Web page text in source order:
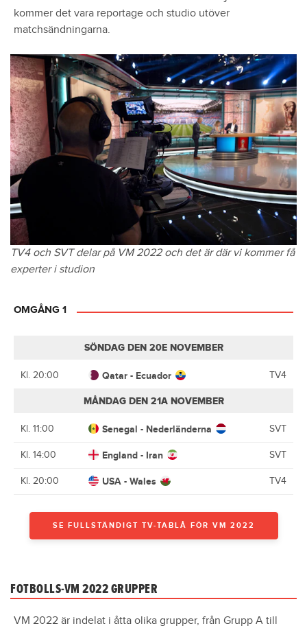
kommer det vara reportage och studio utöver
matchsändningarna.
TV4 och SVT delar på VM 2022 och det är där vi kommer få
experter i studion
OMGÅNG 1
SÖNDAG DEN 20E NOVEMBER
Kl. 20:00 Qatar - Ecuador TV4
MÅNDAG DEN 21A NOVEMBER
Kl. 11:00 Senegal - Nederländerna SVT
Kl. 14:00 England - Iran SVT
Kl. 20:00 USA - Wales TV4
SE FULLSTÄNDIGT TV-TABLÅ FÖR VM 2022
FOTBOLLS-VM 2022 GRUPPER
VM 2022 är indelat i åtta olika grupper, från Grupp A till